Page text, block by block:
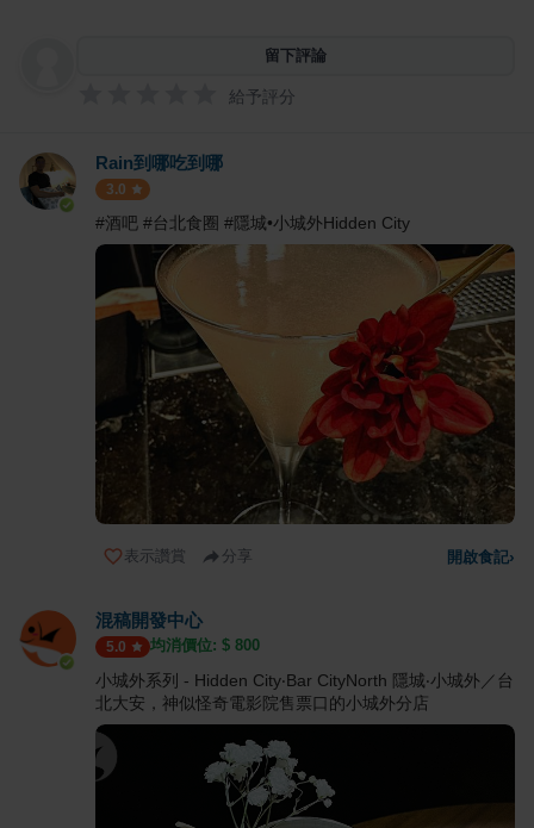
留下評論
給予評分
Rain到哪吃到哪
3.0
#酒吧 #台北食圈 #隱城•小城外Hidden City
表示讚賞 分享 開啟食記›
混稿開發中心
5.0 均消價位: $ 800
小城外系列 - Hidden City‧Bar CityNorth 隱城‧小城外／台
北大安，神似怪奇電影院售票口的小城外分店